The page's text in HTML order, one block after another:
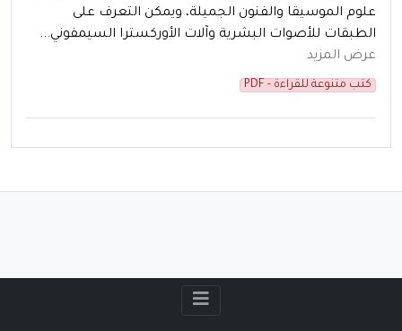
علوم الموسيقا والفنون الجميلة، ويمكن التعرف على
الطبقات للأصوات البشرية وآلات الأوركسترا السيمفوني...
عرض المزيد
كتب متنوعة للقراءة - PDF